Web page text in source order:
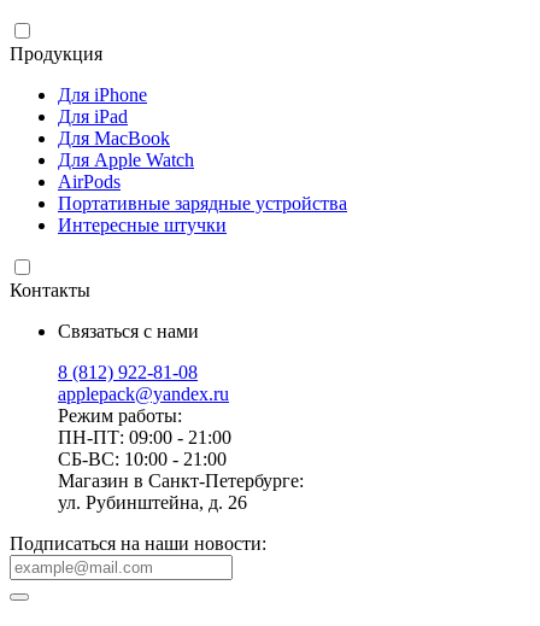
Продукция
Для iPhone
Для iPad
Для MacBook
Для Apple Watch
AirPods
Портативные зарядные устройства
Интересные штучки
Контакты
Связаться с нами
8 (812) 922-81-08
applepack@yandex.ru
Режим работы:
ПН-ПТ: 09:00 - 21:00
СБ-ВС: 10:00 - 21:00
Магазин в Санкт-Петербурге:
ул. Рубинштейна, д. 26
Подписаться на наши новости: